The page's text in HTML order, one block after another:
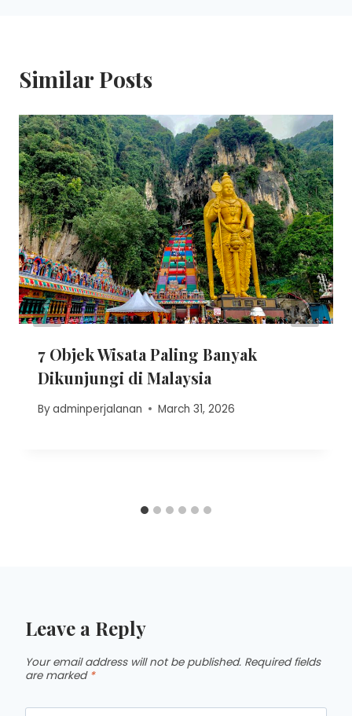
Similar Posts
7 Objek Wisata Paling Banyak
Dikunjungi di Malaysia
Byadminperjalanan March 31, 2026
Leave a Reply
Your email address will not be published. Required fields
are marked *